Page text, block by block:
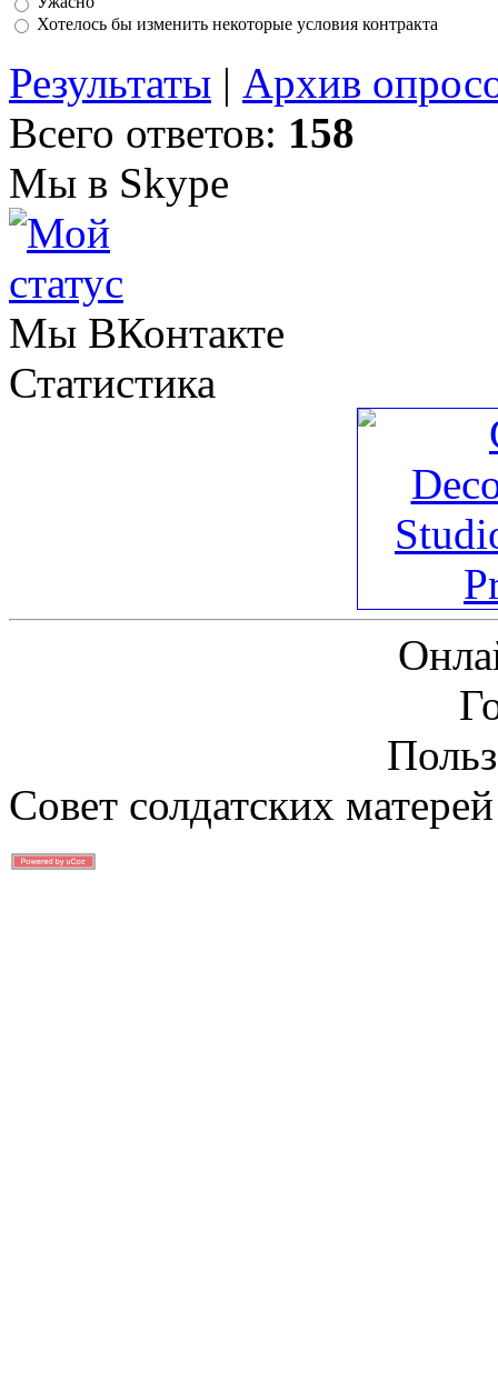
Хотелось бы изменить некоторые условия контракта
Результаты | Архив
Всего ответов: 158
Мы в Skype
Мы ВКонтакте
Статистика
Совет солдатских